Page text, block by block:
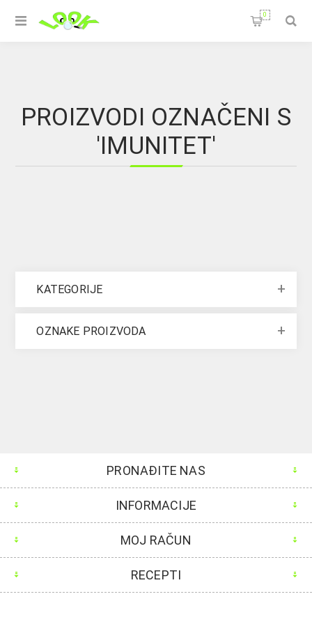
0
PROIZVODI OZNAČENI S
'IMUNITET'
KATEGORIJE
OZNAKE PROIZVODA
PRONAĐITE NAS
INFORMACIJE
MOJ RAČUN
RECEPTI